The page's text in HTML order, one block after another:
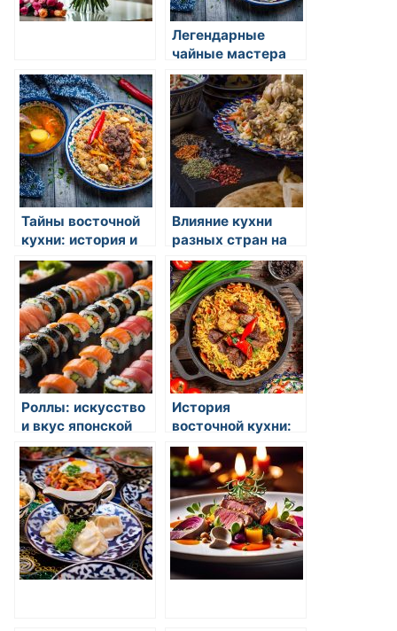
Легендарные
чайные мастера
Востока
Тайны восточной
кухни: история и
традиции
Влияние кухни
разных стран на
мировые
кулинарные
тренды
Роллы: искусство
и вкус японской
кухни
История
восточной кухни:
откуда родился
вкус и экзотика